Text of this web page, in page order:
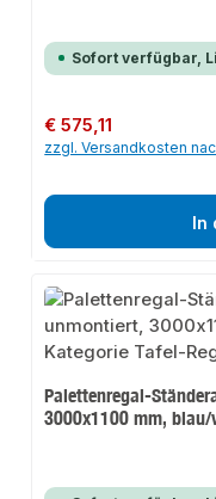
Sofort verfügbar,
Regulärer Preis:
€ 575,11
zzgl. Versandkosten
In
Palettenregal-
3000x1100 mm,